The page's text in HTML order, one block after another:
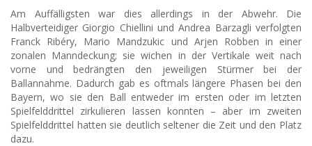
Am Auffälligsten war dies allerdings in der Abwehr. Die
Halbverteidiger Giorgio Chiellini und Andrea Barzagli verfolgten
Franck Ribéry, Mario Mandzukic und Arjen Robben in einer
zonalen Manndeckung; sie wichen in der Vertikale weit nach
vorne und bedrängten den jeweiligen Stürmer bei der
Ballannahme. Dadurch gab es oftmals längere Phasen bei den
Bayern, wo sie den Ball entweder im ersten oder im letzten
Spielfelddrittel zirkulieren lassen konnten – aber im zweiten
Spielfelddrittel hatten sie deutlich seltener die Zeit und den Platz
dazu.